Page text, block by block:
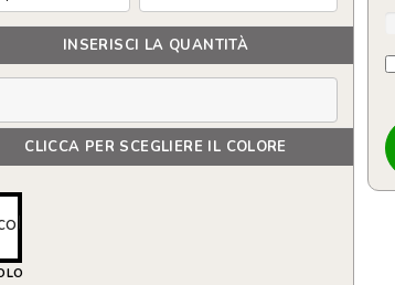
INSERISCI LA QUANTITÀ
CLICCA PER SCEGLIERE IL COLORE